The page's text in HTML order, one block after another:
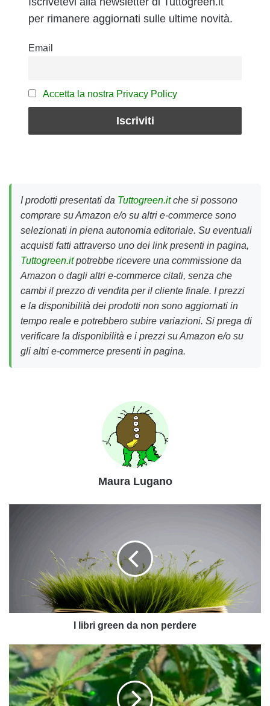
per rimanere aggiornati sulle ultime novità.
Email
Accetta la nostra Privacy Policy
I prodotti presentati da Tuttogreen.itche si possono
comprare su Amazon e/o su altri e-commerce sono
selezionati in piena autonomia editoriale. Su eventuali
acquisti fatti attraverso uno dei link presenti in pagina,
Tuttogreen.itpotrebbe ricevere una commissione da
Amazon o dagli altri e-commerce citati, senza che
cambi il prezzo di vendita per il cliente finale. I prezzi
e la disponibilità dei prodotti non sono aggiornati in
tempo reale e potrebbero subire variazioni. Si prega di
verificare la disponibilità e i prezzi su Amazon e/o su
gli altri e-commerce presenti in pagina.
Maura Lugano
I libri green da non perdere
Quello
che
c'è
da
sapere